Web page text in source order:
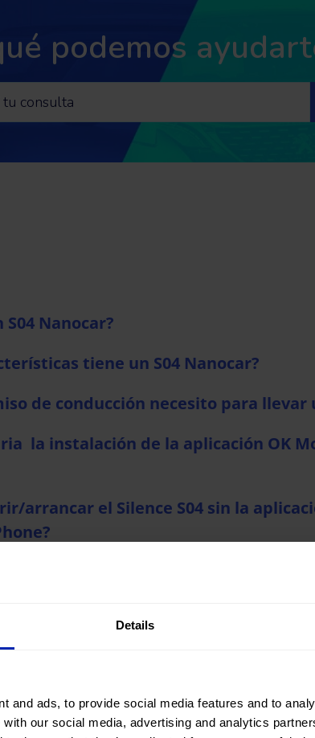
Details
and ads, to provide social media features and to
our social media, advertising and analytics
podemos
S04 Nanocar?
tiene un S04 Nanocar?
de conducción necesito para llevar
la instalación de la aplicación OK
arrancar el Silence S04 sin la
las características del motor del
autonomía del Silence S04 Nanocar?